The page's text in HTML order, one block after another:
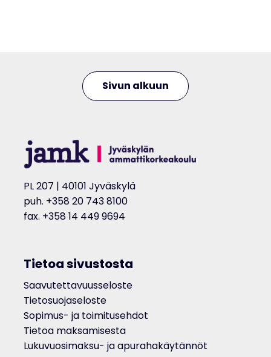
Sivun alkuun
PL 207 | 40101 Jyväskylä
puh. +358 20 743 8100
fax. +358 14 449 9694
Tietoa sivustosta
Saavutettavuusseloste
Tietosuojaseloste
Sopimus- ja toimitusehdot
Tietoa maksamisesta
Lukuvuosimaksu- ja apurahakäytännöt